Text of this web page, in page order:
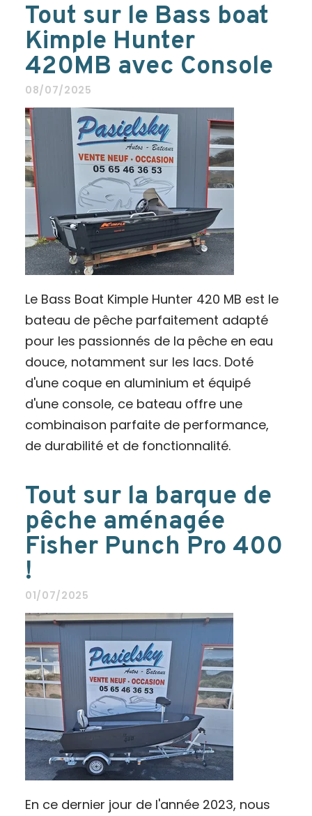
Tout sur le Bass boat
Kimple Hunter
420MB avec Console
08/07/2025
Le Bass Boat Kimple Hunter 420 MB est le
bateau de pêche parfaitement adapté
pour les passionnés de la pêche en eau
douce, notamment sur les lacs. Doté
d'une coque en aluminium et équipé
d'une console, ce bateau offre une
combinaison parfaite de performance,
de durabilité et de fonctionnalité.
Tout sur la barque de
pêche aménagée
Fisher Punch Pro 400
!
01/07/2025
En ce dernier jour de l'année 2023, nous